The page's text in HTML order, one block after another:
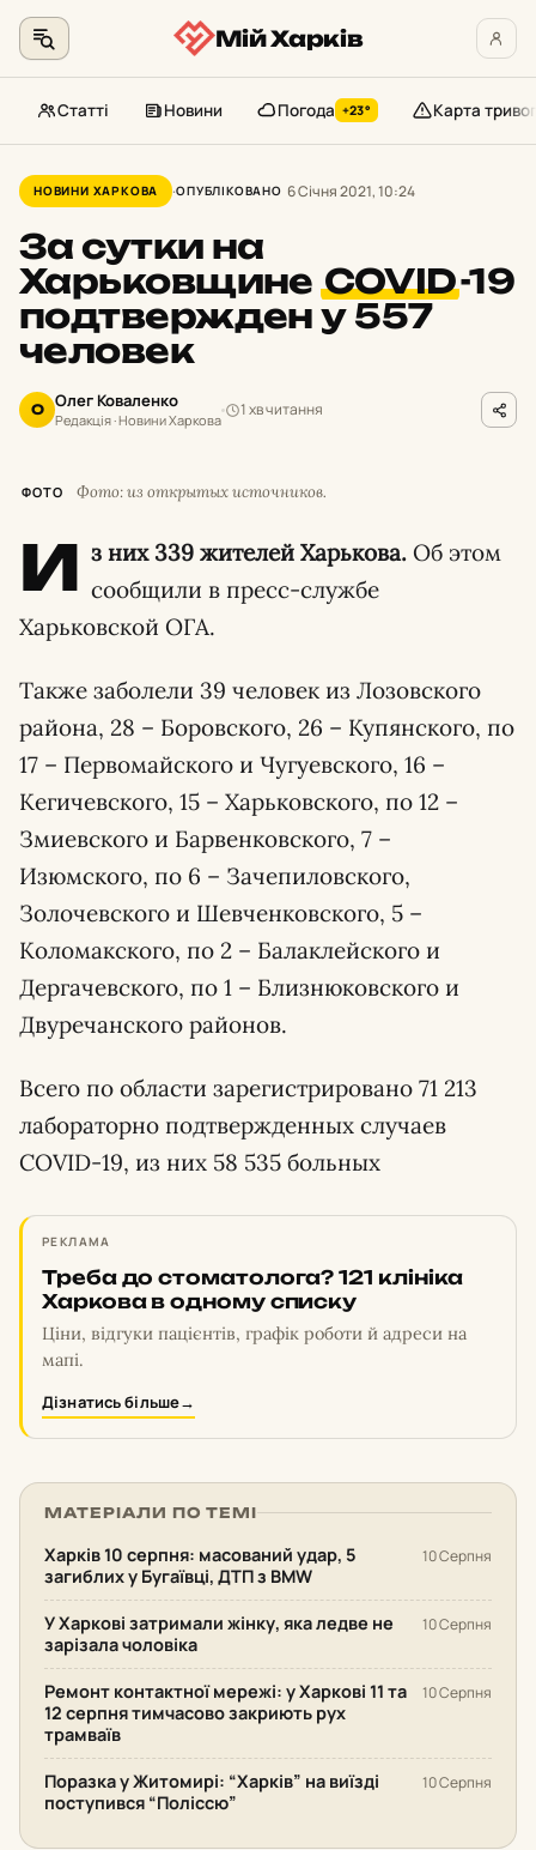
до
контенту
Мій Харків
Статті Новини Погода +23° Карта тривог
НОВИНИ ХАРКОВА ОПУБЛІКОВАНО 6 Січня 2021, 10:24
За сутки на
ХарьковщинеCOVID-19
подтвержден у 557
человек
О Олег Коваленко
Редакція · Новини Харкова
1 хв читання
ФОТО Фото: из открытых источников.
И з них 339 жителей Харькова. Об этом
сообщили в пресс-службе
Харьковской ОГА.
Также заболели 39 человек из Лозовского
района, 28 – Боровского, 26 – Купянского, по
17 – Первомайского и Чугуевского, 16 –
Кегичевского, 15 – Харьковского, по 12 –
Змиевского и Барвенковского, 7 –
Изюмского, по 6 – Зачепиловского,
Золочевского и Шевченковского, 5 –
Коломакского, по 2 – Балаклейского и
Дергачевского, по 1 – Близнюковского и
Двуречанского районов.
Всего по области зарегистрировано 71 213
лабораторно подтвержденных случаев
СOVID-19, из них 58 535 больных
РЕКЛАМА
Треба до стоматолога? 121 клініка
Харкова в одному списку
Ціни, відгуки пацієнтів, графік роботи й адреси на
мапі.
Дізнатись більше→
МАТЕРІАЛИ ПО ТЕМІ
Харків 10 серпня: масований удар, 5
загиблих у Бугаївці, ДТП з BMW
10 Серпня
У Харкові затримали жінку, яка ледве не
зарізала чоловіка
10 Серпня
Ремонт контактної мережі: у Харкові 11 та
12 серпня тимчасово закриють рух
трамваїв
10 Серпня
Поразка у Житомирі: “Харків” на виїзді
поступився “Поліссю”
10 Серпня